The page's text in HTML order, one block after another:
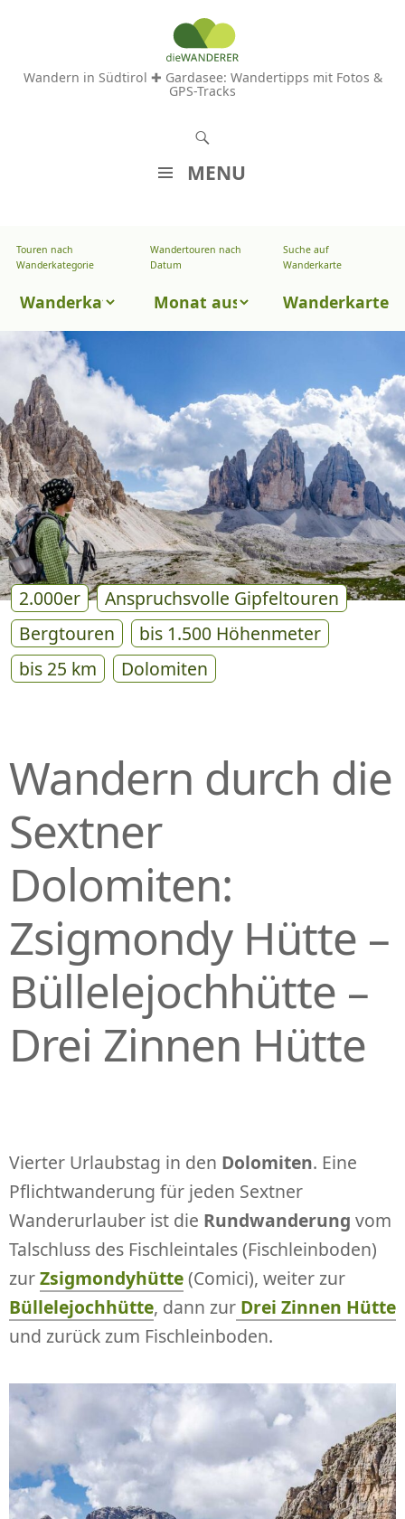
Wandern in Südtirol ✚ Gardasee: Wandertipps mit Fotos &
GPS-Tracks
MENU
M
A
P
R
I
N
G
E
N
Touren nach
Wanderkategorie
Touren
Wanderkategorie
Wandertouren nach
Datum
Wandertouren
Datum
Suche auf
Wanderkarte
Wanderkarte
2.000er
Anspruchsvolle Gipfeltouren
Bergtouren
bis 1.500 Höhenmeter
bis 25 km
Dolomiten
Wandern durch die
Sextner
Dolomiten:
Zsigmondy Hütte –
Büllelejochhütte –
Drei Zinnen Hütte
Vierter Urlaubstag in den Dolomiten. Eine
Pflichtwanderung für jeden Sextner
Wanderurlauber ist die Rundwanderung vom
Talschluss des Fischleintales (Fischleinboden)
zurZsigmondyhütte(Comici), weiter zur
Büllelejochhütte, dann zur Drei Zinnen Hütte
und zurück zum Fischleinboden.